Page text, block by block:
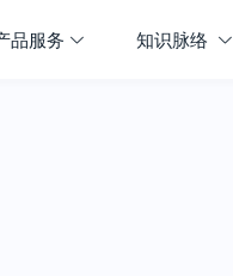
品服务 知识脉络